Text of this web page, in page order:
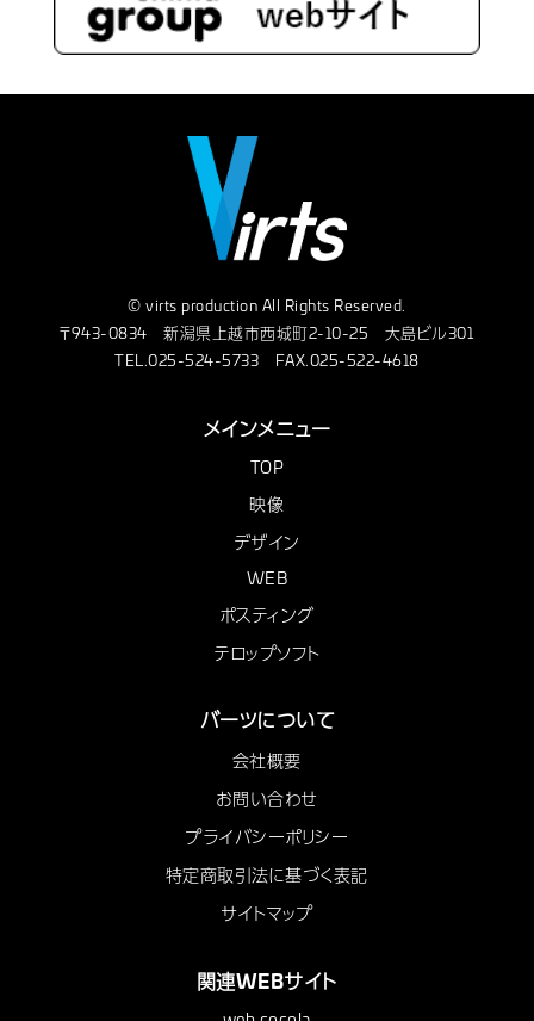
© virts production All Rights Reserved.
〒943-0834 新潟県上越市西城町2-10-25 大島ビル301
TEL.025-524-5733 FAX.025-522-4618
メインメニュー
TOP
映像
デザイン
WEB
ポスティング
テロップソフト
バーツについて
会社概要
お問い合わせ
プライバシーポリシー
特定商取引法に基づく表記
サイトマップ
関連WEBサイト